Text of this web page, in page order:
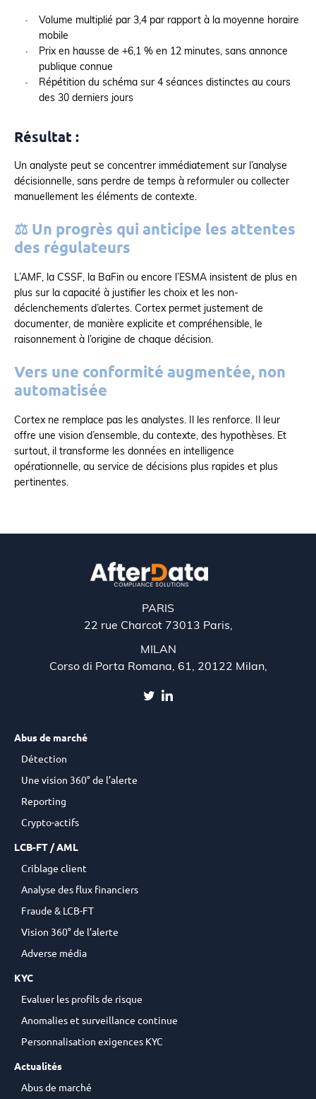
Volume multiplié par 3,4 par rapport à la moyenne horaire
mobile
Prix en hausse de +6,1 % en 12 minutes, sans annonce
publique connue
Répétition du schéma sur 4 séances distinctes au cours
des 30 derniers jours
Résultat :
Un analyste peut se concentrer immédiatement sur l’analyse
décisionnelle, sans perdre de temps à reformuler ou collecter
manuellement les éléments de contexte.
⚖️ Un progrès qui anticipe les attentes
des régulateurs
L’AMF, la CSSF, la BaFin ou encore l’ESMA insistent de plus en
plus sur la capacité à justifier les choix et les non-
déclenchements d’alertes. Cortex permet justement de
documenter, de manière explicite et compréhensible, le
raisonnement à l’origine de chaque décision.
Vers une conformité augmentée, non
automatisée
Cortex ne remplace pas les analystes. Il les renforce. Il leur
offre une vision d’ensemble, du contexte, des hypothèses. Et
surtout, il transforme les données en intelligence
opérationnelle, au service de décisions plus rapides et plus
pertinentes.
PARIS
22 rue Charcot 73013 Paris,
MILAN
Corso di Porta Romana, 61, 20122 Milan,
Abus de marché
Détection
Une vision 360° de l’alerte
Reporting
Crypto-actifs
LCB-FT / AML
Criblage client
Analyse des flux financiers
Fraude & LCB-FT
Vision 360° de l’alerte
Adverse média
KYC
Evaluer les profils de risque
Anomalies et surveillance continue
Personnalisation exigences KYC
Actualités
Abus de marché